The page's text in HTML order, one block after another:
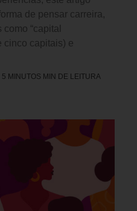
de pensar carreira,
“capital
cinco capitais) e
5 MINUTOS MIN DE LEITURA